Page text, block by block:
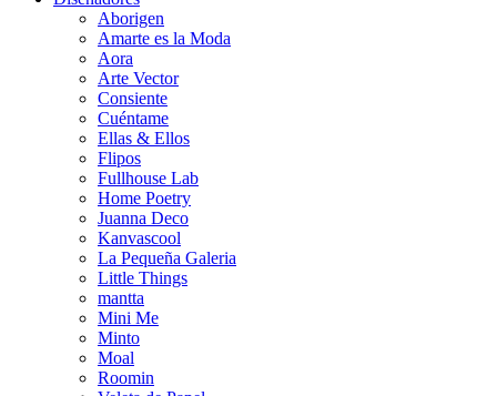
Aborigen
Amarte es la Moda
Aora
Arte Vector
Consiente
Cuéntame
Ellas & Ellos
Flipos
Fullhouse Lab
Home Poetry
Juanna Deco
Kanvascool
La Pequeña Galeria
Little Things
mantta
Mini Me
Minto
Moal
Roomin